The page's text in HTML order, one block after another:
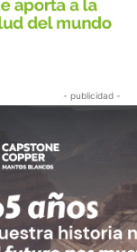
- publicidad -